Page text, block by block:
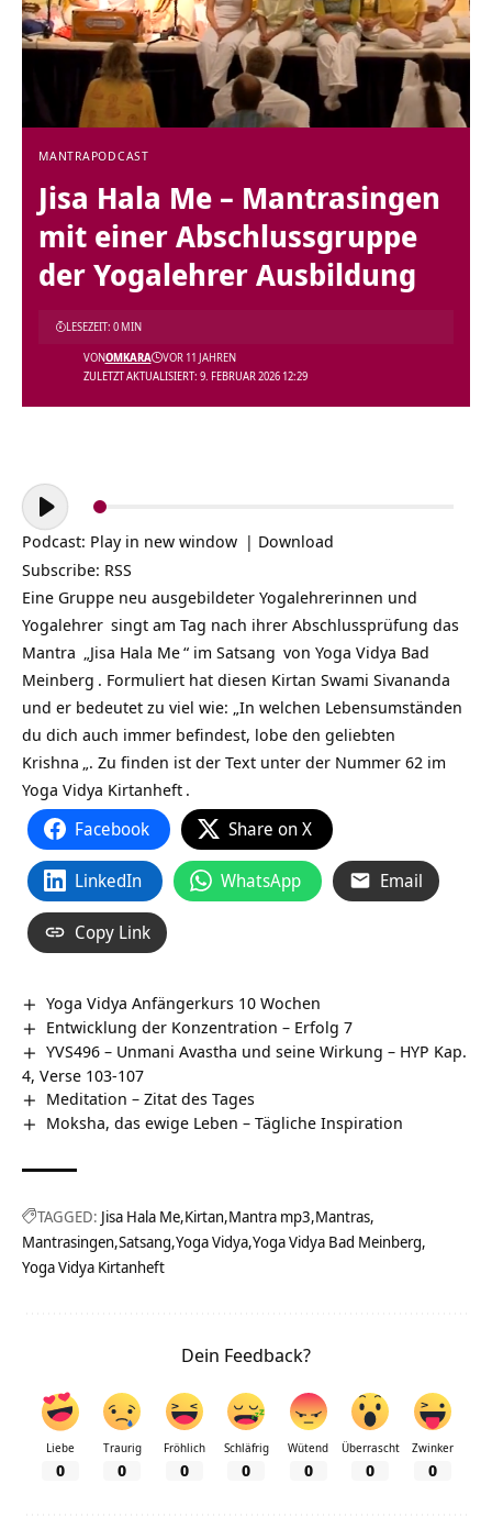
MANTRAPODCAST
Jisa Hala Me – Mantrasingen
mit einer Abschlussgruppe
der Yogalehrer Ausbildung
ZULETZT AKTUALISIERT: 9. FEBRUAR 2026 12:29
VONOMKARA VOR 11 JAHREN
LESEZEIT: 0 MIN
Audio-
Player
Podcast: Play in new window | Download
Subscribe: RSS
Eine Gruppe neu ausgebildeter Yogalehrerinnen und
Yogalehrer singt am Tag nach ihrer Abschlussprüfung das
Mantra
Jisa Hala Me“ im Satsang von Yoga Vidya Bad
Meinberg . Formuliert hat diesen Kirtan Swami Sivananda
und er bedeutet zu viel wie: „In welchen Lebensumständen
du dich auch immer befindest, lobe den geliebten
Krishna „. Zu finden ist der Text unter der Nummer 62 im
Yoga Vidya Kirtanheft .
Facebook Share on X
LinkedIn WhatsApp Email
Copy Link
Yoga Vidya Anfängerkurs 10 Wochen
Entwicklung der Konzentration – Erfolg 7
YVS496 – Unmani Avastha und seine Wirkung – HYP Kap.
4, Verse 103-107
Meditation – Zitat des Tages
Moksha, das ewige Leben – Tägliche Inspiration
TAGGED: Jisa Hala Me Kirtan Mantra mp3 Mantras
Mantrasingen Satsang Yoga Vidya Yoga Vidya Bad Meinberg
Yoga Vidya Kirtanheft
Dein Feedback?
Liebe
0
Traurig
0
Fröhlich
0
Schläfrig
0
Wütend
0
Überrascht
0
Zwinker
0